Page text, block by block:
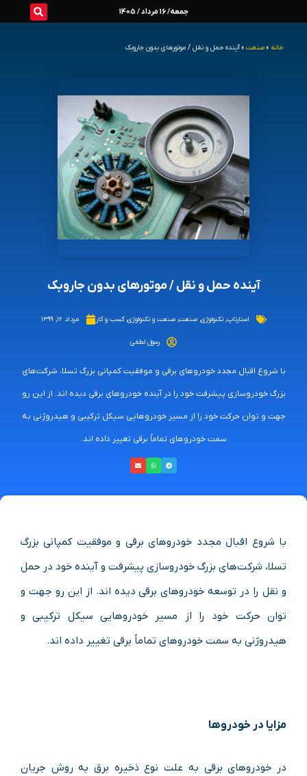
جمعه/ 16 مرداد / 1405
خانه » صنعت » آینده حمل‌ و نقل / موتورهای بدون جاروبک
آینده حمل‌ و نقل / موتورهای بدون جاروبک
استارتاپ,تکنولوژی,صنعت,صنعت و تکنولوژی,کسب و کار مرداد ۱۲, ۱۳۹۹
رسول لطفی
با شروع اقبال مجدد خودروهای برقی و موفقیت کمپانی بزرگ تسلا، شرکت‌های
بزرگ خودروسازی پیشرفت خود را در آینده خودروهای برقی دیده اند. از این رو
جهت و توان حرکت خود را از مسیر خودروهایی سیکل ترکیبی و هیدروژنی به
سمت خودروهای تماماً برقی تغییر داده اند.
با شروع اقبال مجدد خودروهای برقی و موفقیت کمپانی بزرگ
تسلا، شرکت‌های بزرگ خودروسازی پیشرفت و آینده خود در حمل
و نقل را در توسعه خودروهای برقی دیده اند. از این رو جهت و
توان حرکت خود را از مسیر خودروهایی سیکل ترکیبی و
هیدروژنی به سمت خودروهای تماماً برقی تغییر داده اند.
مزایا در خودروها
در خودروهای برقی به علت نوع ذخیره برق به روش جریان